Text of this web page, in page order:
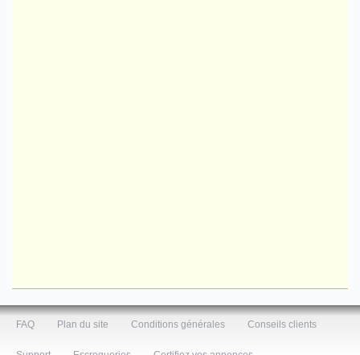
FAQ Plan du site Conditions générales Conseils clients